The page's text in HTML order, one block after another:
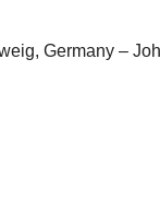
Germany –